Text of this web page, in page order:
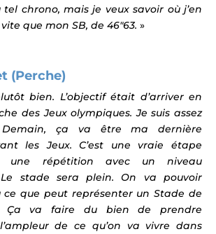
chrono, mais je veux savoir où j’en
que mon SB, de 46″63. »
(Perche)
bien. L’objectif était d’arriver en
des Jeux olympiques. Je suis assez
Demain, ça va être ma dernière
les Jeux. C’est une vraie étape
une répétition avec un niveau
stade sera plein. On va pouvoir
ce que peut représenter un Stade de
Ça va faire du bien de prendre
de ce qu’on va vivre dans